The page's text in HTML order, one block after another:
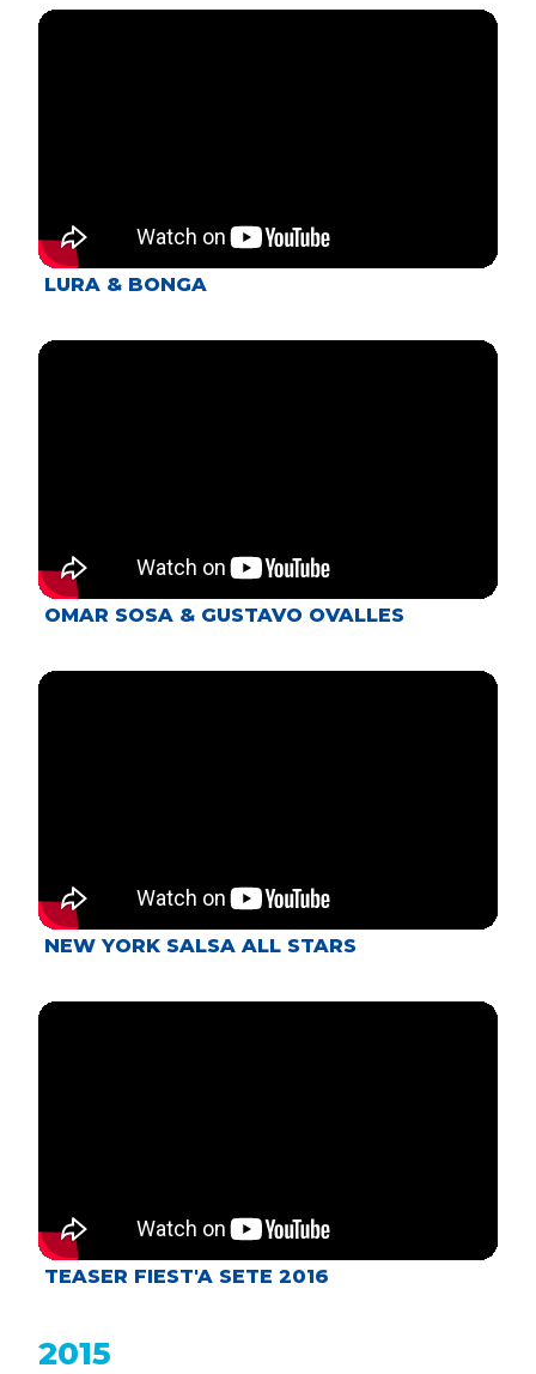
LURA & BONGA
OMAR SOSA & GUSTAVO OVALLES
NEW YORK SALSA ALL STARS
TEASER FIEST'A SETE 2016
2015